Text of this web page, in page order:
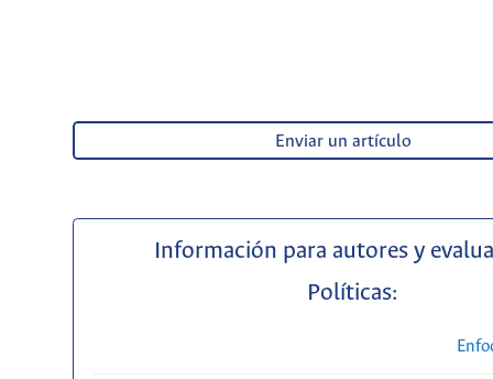
Enviar un artículo
Información para autores y
Políticas: